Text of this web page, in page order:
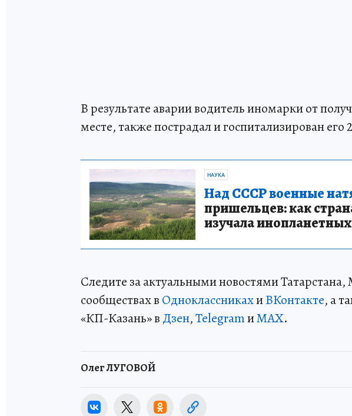
В результате аварии водитель иномарки от
месте, также пострадал и госпитализирован
НАУКА
Над СССР военные
пришельцев: как
изучала
Следите за актуальными новостями
сообществах в ОдноклассникахиВКонтакте, а
«КП-Казань» в Дзен,TelegramиMAX.
Олег ЛУГОВОЙ